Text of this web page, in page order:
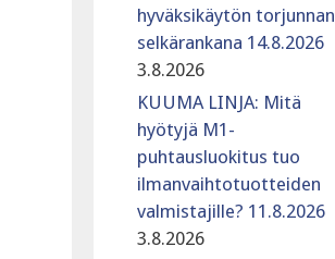
hyväksikäytön torjunnan
selkärankana 14.8.2026
3.8.2026
KUUMA LINJA: Mitä
hyötyjä M1-
puhtausluokitus tuo
ilmanvaihtotuotteiden
valmistajille? 11.8.2026
3.8.2026